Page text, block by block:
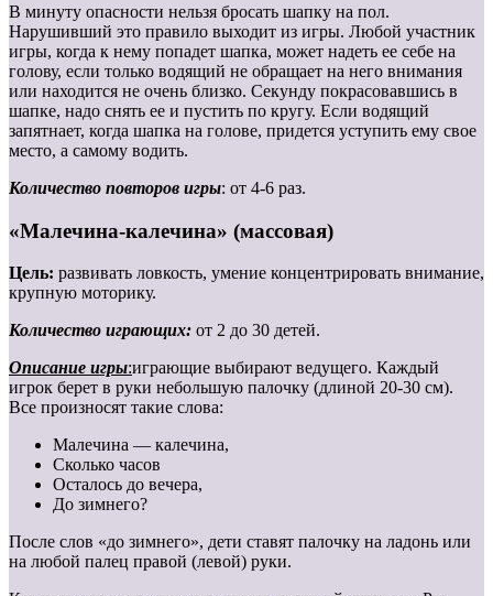
В минуту опасности нельзя бросать шапку на пол.
Нарушивший это правило выходит из игры. Любой участник
игры, когда к нему попадет шапка, может надеть ее себе на
голову, если только водящий не обращает на него внимания
или находится не очень близко. Секунду покрасовавшись в
шапке, надо снять ее и пустить по кругу. Если водящий
запятнает, когда шапка на голове, придется уступить ему свое
место, а самому водить.
Количество повторов игры: от 4-6 раз.
«Малечина-калечина» (массовая)
Цель: развивать ловкость, умение концентрировать внимание,
крупную моторику.
Количество играющих: от 2 до 30 детей.
Описание игры:играющие выбирают ведущего. Каждый
игрок берет в руки небольшую палочку (длиной 20-30 см).
Все произносят такие слова:
Малечина — калечина,
Сколько часов
Осталось до вечера,
До зимнего?
После слов «до зимнего», дети ставят палочку на ладонь или
на любой палец правой (левой) руки.